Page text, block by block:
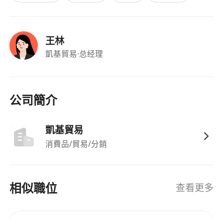
王林
凱基貿易·总经理
公司簡介
凱基貿易
消費品/貿易/分銷
相似職位 查看更多